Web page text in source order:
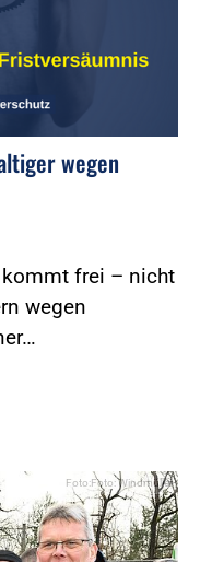
wegen
kommt frei – nicht
wegen
Foto:Foto: Windmüller